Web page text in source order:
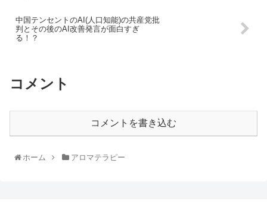
中国テンセントのAI(人口知能)の共産党批
判とその後のAI改善発言が面白すぎ
る！？
コメント
コメントを書き込む
ホーム アロマテラピー